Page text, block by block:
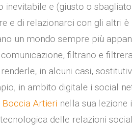
inevitabile e (giusto o
e di relazionarci con gli altri
un mondo sempre più
filtrano e
in alcuni casi,
in ambito digitale i social
Boccia Artieri nella sua lezione
delle relazioni